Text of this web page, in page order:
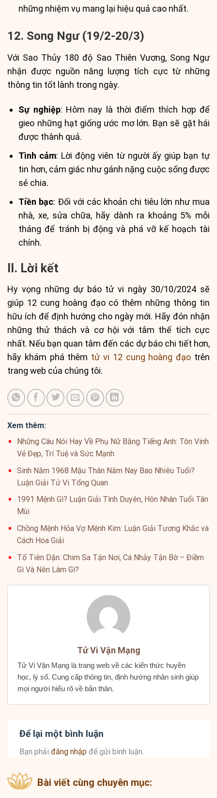
những nhiệm vụ mang lại hiệu quả cao nhất.
12. Song Ngư (19/2-20/3)
Với Sao Thủy 180 độ Sao Thiên Vương, Song Ngư
nhận được nguồn năng lượng tích cực từ những
thông tin tốt lành trong ngày.
Sự nghiệp: Hôm nay là thời điểm thích hợp để
gieo những hạt giống ước mơ lớn. Bạn sẽ gặt hái
được thành quả.
Tình cảm: Lời động viên từ người ấy giúp bạn tự
tin hơn, cảm giác như gánh nặng cuộc sống được
sẻ chia.
Tiền bạc: Đối với các khoản chi tiêu lớn như mua
nhà, xe, sửa chữa, hãy dành ra khoảng 5% mỗi
tháng để tránh bị động và phá vỡ kế hoạch tài
chính.
II. Lời kết
Hy vọng những dự báo tử vi ngày 30/10/2024 sẽ
giúp 12 cung hoàng đạo có thêm những thông tin
hữu ích để định hướng cho ngày mới. Hãy đón nhận
những thử thách và cơ hội với tâm thế tích cực
nhất. Nếu bạn quan tâm đến các dự báo chi tiết hơn,
hãy khám phá thêm tử vi 12 cung hoàng đạo trên
trang web của chúng tôi.
Xem thêm:
Những Câu Nói Hay Về Phụ Nữ Bằng Tiếng Anh: Tôn Vinh
Vẻ Đẹp, Trí Tuệ và Sức Mạnh
Sinh Năm 1968 Mậu Thân Năm Nay Bao Nhiêu Tuổi?
Luận Giải Tử Vi Tổng Quan
1991 Mệnh Gì? Luận Giải Tình Duyên, Hôn Nhân Tuổi Tân
Mùi
Chồng Mệnh Hỏa Vợ Mệnh Kim: Luận Giải Tương Khắc và
Cách Hóa Giải
Tổ Tiên Dặn: Chim Sa Tận Nơi, Cá Nhảy Tận Bờ – Điềm
Gì Và Nên Làm Gì?
Tử Vi Vận Mạng
Tử Vi Vận Mạng là trang web về các kiến thức huyền
học, lý số. Cung cấp thông tin, định hướng nhân sinh giúp
mọi người hiểu rõ về bản thân.
Để lại một bình luận
Bạn phải đăng nhập để gửi bình luận.
Bài viết cùng chuyên mục: